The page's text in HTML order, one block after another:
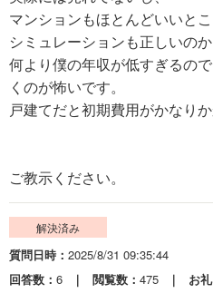
マンションもほとんどいいとこ
シミュレーションも正しいの
何より僕の年収が低すぎるの
くのが怖いです。
戸建てだと初期費用がかなり
ご教示ください。
解決済み
質問日時
2025/8/31 09:35:44
回答数
6 閲覧数 475 お礼